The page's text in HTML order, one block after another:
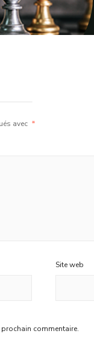
avec *
Site web
commentaire.